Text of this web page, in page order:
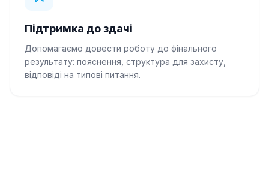
Підтримка до здачі
Допомагаємо довести роботу до фінального
результату: пояснення, структура для захисту,
відповіді на типові питання.